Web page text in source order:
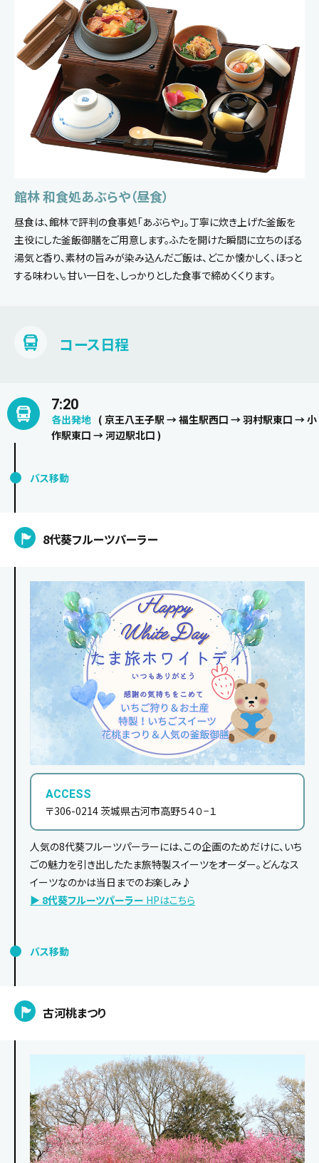
館林 和食処あぶらや（昼食）
昼食は、館林で評判の食事処「あぶらや」。丁寧に炊き上げた釜飯を
主役にした釜飯御膳をご用意します。ふたを開けた瞬間に立ちのぼる
湯気と香り、素材の旨みが染み込んだご飯は、どこか懐かしく、ほっと
する味わい。甘い一日を、しっかりとした食事で締めくくります。
コース日程
7:20
各出発地 ( 京王八王子駅 → 福生駅西口 → 羽村駅東口 → 小
作駅東口 → 河辺駅北口 )
バス移動
8代葵フルーツパーラー
ACCESS
〒306-0214 茨城県古河市高野５４０−１
人気の8代葵フルーツパーラーには、この企画のためだけに、いち
ごの魅力を引き出したたま旅特製スイーツをオーダー。どんなス
イーツなのかは当日までのお楽しみ♪
▶ 8代葵フルーツパーラー HPはこちら
バス移動
古河桃まつり